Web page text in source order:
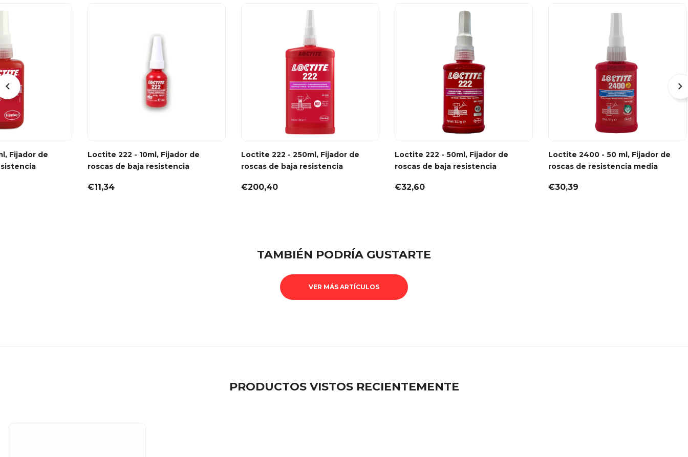
Fijador de
Loctite 222 - 10ml, Fijador de
roscas de baja resistencia
€11,34
Loctite 222 - 250ml, Fijador de
roscas de baja resistencia
€200,40
Loctite 222 - 50ml, Fijador de
roscas de baja resistencia
€32,60
Loctite 2400 - 50 ml, Fijador de
roscas de resistencia media
€30,39
TAMBIÉN PODRÍA GUSTARTE
VER MÁS ARTÍCULOS
PRODUCTOS VISTOS RECIENTEMENTE